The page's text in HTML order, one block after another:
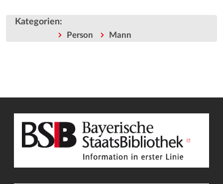
Kategorien:
Person Mann